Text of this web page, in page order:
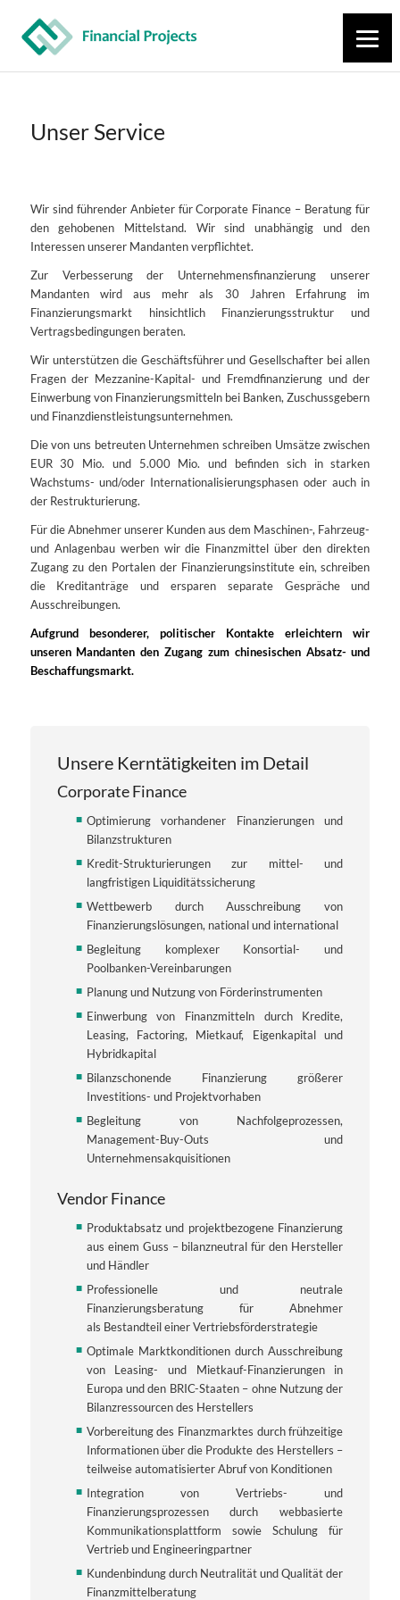
Unser Service
Wir sind führender Anbieter für Corporate Finance – Beratung für
den gehobenen Mittelstand. Wir sind unabhängig und den
Interessen unserer Mandanten verpflichtet.
Zur Verbesserung der Unternehmensfinanzierung unserer
Mandanten wird aus mehr als 30 Jahren Erfahrung im
Finanzierungsmarkt hinsichtlich Finanzierungsstruktur und
Vertragsbedingungen beraten.
Wir unterstützen die Geschäftsführer und Gesellschafter bei allen
Fragen der Mezzanine-Kapital- und Fremdfinanzierung und der
Einwerbung von Finanzierungsmitteln bei Banken, Zuschussgebern
und Finanzdienstleistungsunternehmen.
Die von uns betreuten Unternehmen schreiben Umsätze zwischen
EUR 30 Mio. und 5.000 Mio. und befinden sich in starken
Wachstums- und/oder Internationalisierungsphasen oder auch in
der Restrukturierung.
Für die Abnehmer unserer Kunden aus dem Maschinen-, Fahrzeug-
und Anlagenbau werben wir die Finanzmittel über den direkten
Zugang zu den Portalen der Finanzierungsinstitute ein, schreiben
die Kreditanträge und ersparen separate Gespräche und
Ausschreibungen.
Aufgrund besonderer, politischer Kontakte erleichtern wir
unseren Mandanten den Zugang zum chinesischen Absatz- und
Beschaffungsmarkt.
Unsere Kerntätigkeiten im Detail
Corporate Finance
Optimierung vorhandener Finanzierungen und
Bilanzstrukturen
Kredit-Strukturierungen zur mittel- und
langfristigen Liquiditätssicherung
Wettbewerb durch Ausschreibung von
Finanzierungslösungen, national und international
Begleitung komplexer Konsortial- und
Poolbanken-Vereinbarungen
Planung und Nutzung von Förderinstrumenten
Einwerbung von Finanzmitteln durch Kredite,
Leasing, Factoring, Mietkauf, Eigenkapital und
Hybridkapital
Bilanzschonende Finanzierung größerer
Investitions- und Projektvorhaben
Begleitung von Nachfolgeprozessen,
Management-Buy-Outs und
Unternehmensakquisitionen
Vendor Finance
Produktabsatz und projektbezogene Finanzierung
aus einem Guss – bilanzneutral für den Hersteller
und Händler
Professionelle und neutrale
Finanzierungsberatung für Abnehmer
als Bestandteil einer Vertriebsförderstrategie
Optimale Marktkonditionen durch Ausschreibung
von Leasing- und Mietkauf-Finanzierungen in
Europa und den BRIC-Staaten – ohne Nutzung der
Bilanzressourcen des Herstellers
Vorbereitung des Finanzmarktes durch frühzeitige
Informationen über die Produkte des Herstellers –
teilweise automatisierter Abruf von Konditionen
Integration von Vertriebs- und
Finanzierungsprozessen durch webbasierte
Kommunikationsplattform sowie Schulung für
Vertrieb und Engineeringpartner
Kundenbindung durch Neutralität und Qualität der
Finanzmittelberatung